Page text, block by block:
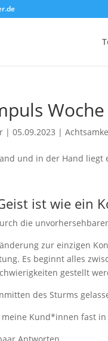
|05.09.2023 |
ist wie ein
die
zur einzigen
Es beginnt alles
gestellt
des Sturms
Kund*innen fast